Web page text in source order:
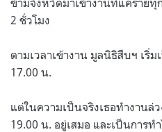
2 ชั่วโมง
ตามเวลาเข้างาน มูลนิธิสืบฯ เริ่ม
17.00 น.
แต่ในความเป็นจริงเธอทำงานล่ว
19.00 น. อยู่เสมอ และเป็นการท